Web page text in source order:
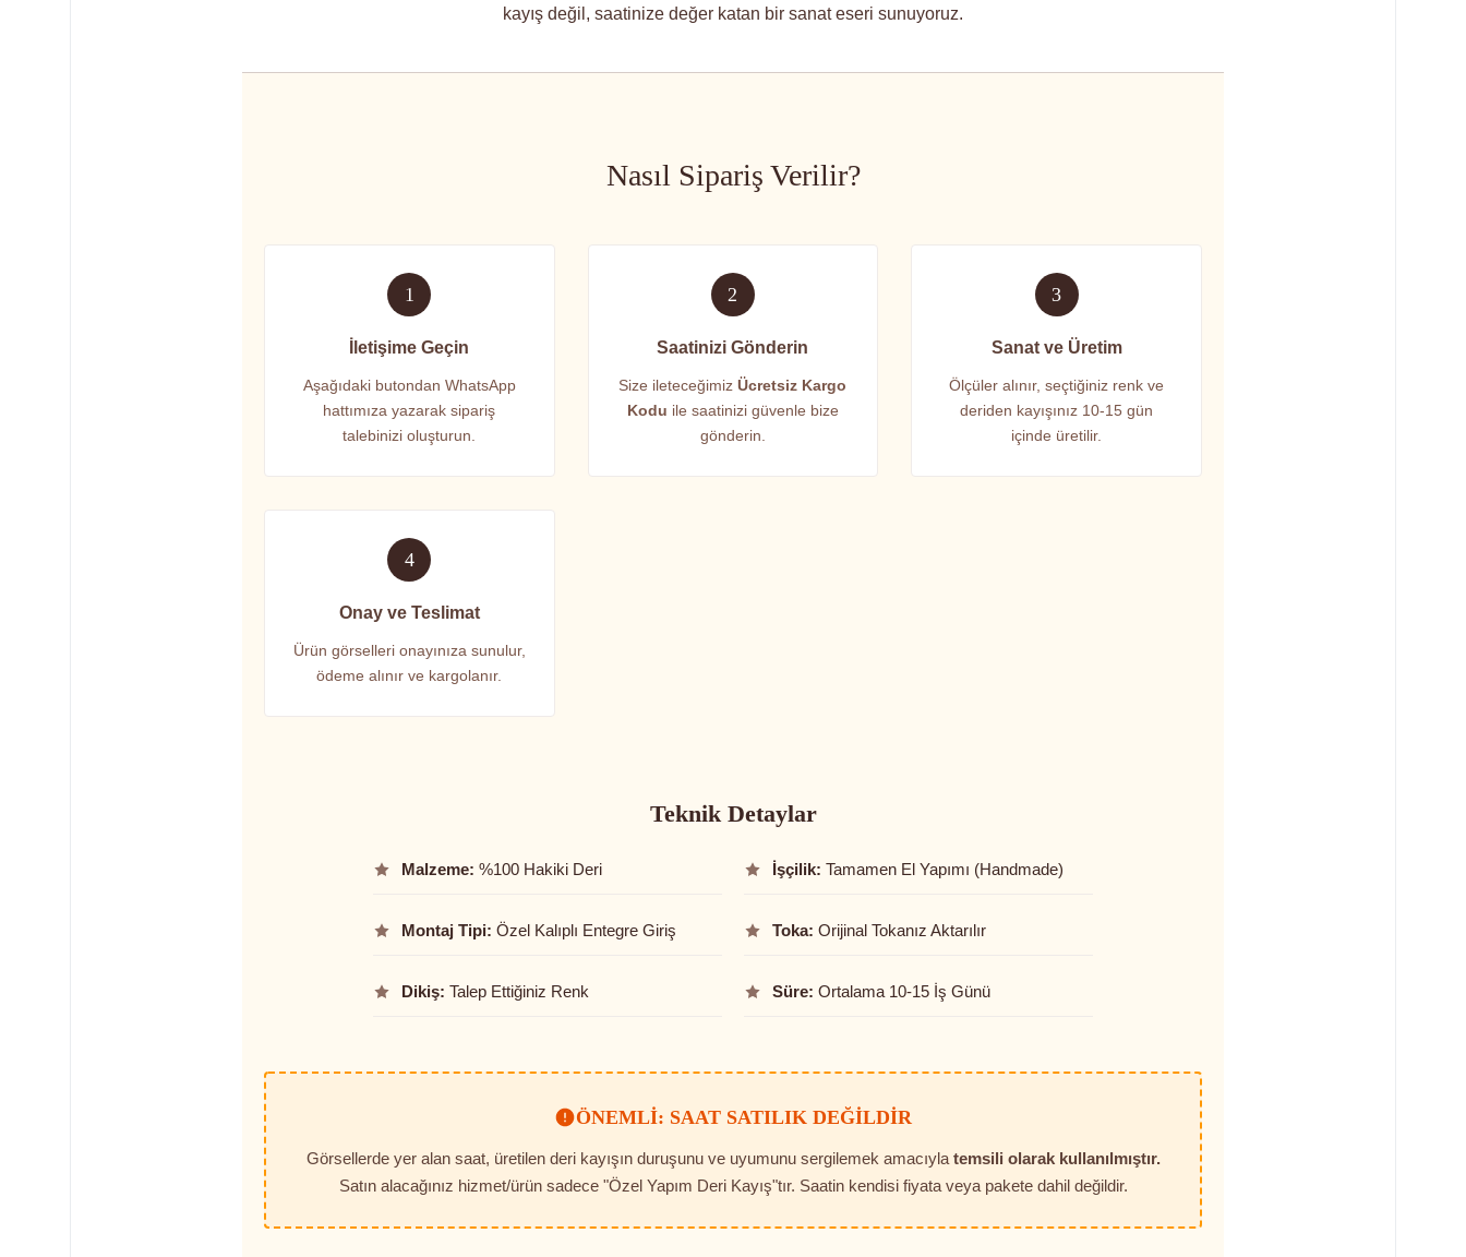
kayış değil, saatinize değer katan bir sanat eseri sunuyoruz.
Nasıl Sipariş Verilir?
1
İletişime Geçin
Aşağıdaki butondan WhatsApp
hattımıza yazarak sipariş
talebinizi oluşturun.
2
Saatinizi Gönderin
Size ileteceğimizÜcretsiz Kargo
Kodu ile saatinizi güvenle bize
gönderin.
3
Sanat ve Üretim
Ölçüler alınır, seçtiğiniz renk ve
deriden kayışınız 10-15 gün
içinde üretilir.
4
Onay ve Teslimat
Ürün görselleri onayınıza sunulur,
ödeme alınır ve kargolanır.
Teknik Detaylar
Malzeme: %100 Hakiki Deri İşçilik: Tamamen El Yapımı (Handmade)
Montaj Tipi: Özel Kalıplı Entegre Giriş Toka: Orijinal Tokanız Aktarılır
Dikiş: Talep Ettiğiniz Renk Süre: Ortalama 10-15 İş Günü
ÖNEMLI: SAAT SATILIK DEĞILDIR
Görsellerde yer alan saat, üretilen deri kayışın duruşunu ve uyumunu sergilemek amacıylatemsili olarak kullanılmıştır.
Satın alacağınız hizmet/ürün sadece "Özel Yapım Deri Kayış"tır. Saatin kendisi fiyata veya pakete dahil değildir.